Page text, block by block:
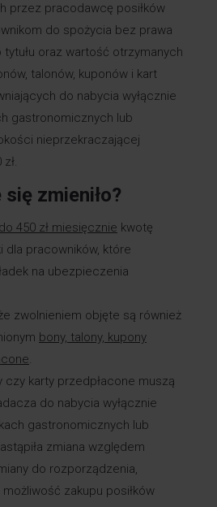
przez pracodawcę posiłków
do spożycia bez prawa
oraz wartość otrzymanych
talonów, kuponów i kart
do nabycia wyłącznie
gastronomicznych lub
nieprzekraczającej
zmieniło?
450 zł miesięcznie kwotę
dla pracowników, które
na ubezpieczenia
zwolnieniem objęte są również
bony, talony, kupony
.
czy karty przedpłacone muszą
do nabycia wyłącznie
gastronomicznych lub
zmiana względem
do rozporządzenia,
zakupu posiłków